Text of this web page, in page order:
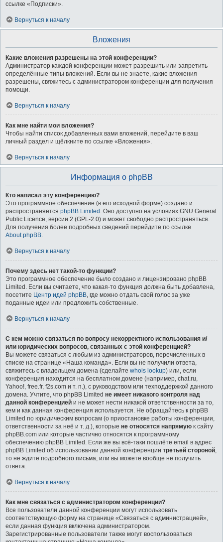
ссылке «Подписки».
Вернуться к началу
Вложения
Какие вложения разрешены на этой конференции?
Администратор каждой конференции может разрешить или запретить
определённые типы вложений. Если вы не знаете, какие вложения
разрешены, свяжитесь с администратором конференции для получения
помощи.
Вернуться к началу
Как мне найти мои вложения?
Чтобы найти список добавленных вами вложений, перейдите в ваш
личный раздел и щёлкните по ссылке «Вложения».
Вернуться к началу
Информация о phpBB
Кто написал эту конференцию?
Это программное обеспечение (в его исходной форме) создано и
распространяется phpBB Limited . Оно доступно на условиях GNU General
Public Licence, версии 2 (GPL-2.0) и может свободно распространяться.
Для получения более подробных сведений перейдите по ссылке
About phpBB.
Вернуться к началу
Почему здесь нет такой-то функции?
Это программное обеспечение было создано и лицензировано phpBB
Limited. Если вы считаете, что какая-то функция должна быть добавлена,
посетите Центр идей phpBB, где можно отдать свой голос за уже
поданные идеи или предложить собственные.
Вернуться к началу
С кем можно связаться по вопросу некорректного использования и/
или юридических вопросов, связанных с этой конференцией?
Вы можете связаться с любым из администраторов, перечисленных в
списке на странице «Наша команда». Если вы не получили ответа,
свяжитесь с владельцем домена (сделайте whois lookup) или, если
конференция находится на бесплатном домене (например, chat.ru,
Yahoo!, free.fr, f2s.com и т. п.), с руководством или техподдержкой данного
домена. Учтите, что phpBB Limited не имеет никакого контроля над
данной конференцией и не может нести никакой ответственности за то,
кем и как данная конференция используется. Не обращайтесь к phpBB
Limited по юридическим вопросам (о приостановке работы конференции,
ответственности за неё и т. д.), которые не относятся напрямую к сайту
phpBB.com или которые частично относятся к программному
обеспечению phpBB Limited. Если же вы всё-таки пошлёте email в адрес
phpBB Limited об использовании данной конференции третьей стороной,
то не ждите подробного письма, или вы можете вообще не получить
ответа.
Вернуться к началу
Как мне связаться с администратором конференции?
Все пользователи данной конференции могут использовать
соответствующую форму на странице «Связаться с администрацией»,
если данная функция включена администратором.
Зарегистрированные пользователи также могут воспользоваться